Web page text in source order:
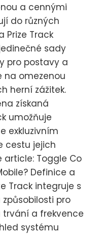
a cennými
do různých
Prize Track
sady
pro postavy a
na omezenou
herní zážitek.
získaná
umožňuje
exkluzivním
cestu jejich
article: Toggle Co
Definice a
Track integruje s
pro
trvání a frekvence
systému